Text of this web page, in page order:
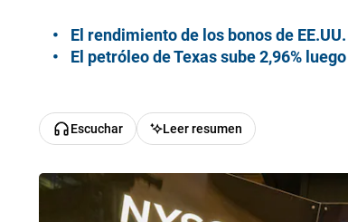
El rendimiento de los bonos de
El petróleo de Texas sube 2,96%
Escuchar Leer resumen